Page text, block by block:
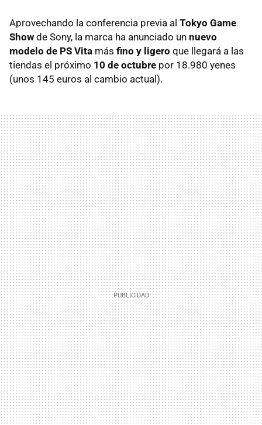
Aprovechando la conferencia previa al Tokyo Game
Show de Sony, la marca ha anunciado un nuevo
modelo de PS Vita más fino y ligero que llegará a las
tiendas el próximo 10 de octubre por 18.980 yenes
(unos 145 euros al cambio actual).